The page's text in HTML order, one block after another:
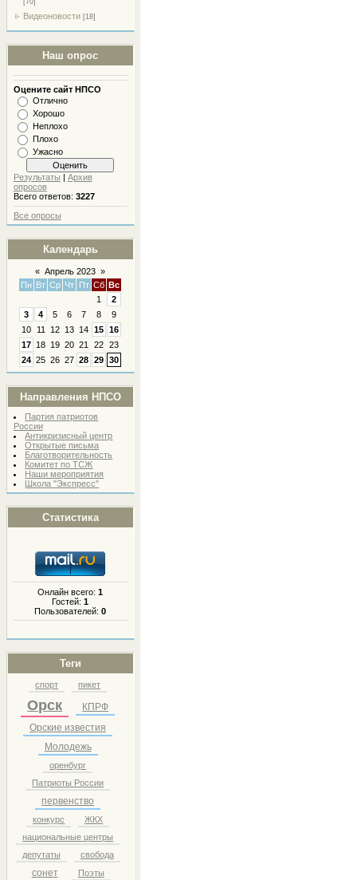
[70]
Видеоновости [18]
Наш опрос
Оцените сайт НПСО
Отлично
Хорошо
Неплохо
Плохо
Ужасно
Результаты
Архив
опросов
Всего ответов: 3227
Все опросы
Календарь
« Апрель 2023 »
Пн Вт Ср Чт Пт Сб Вс
1
2
3
4 5 6 7 8
9
10
11 12 13 14 15 16
17 18 19 20 21 22 23
24 25 26 27 28 29 30
Направления НПСО
Партия патриотов
России
Антикризисный центр
Открытые письма
Благотворительность
Комитет по ТСЖ
Наши мероприятия
Школа "Экспресс"
Статистика
Онлайн всего:1
Гостей:1
Пользователей:0
Теги
спорт пикет
Орск
КПРФ
Орские известия
Молодежь
оренбург
Патриоты России
первенство
конкурс
ЖКХ
национальные центры
депутаты
свобода
сонет
Поэты